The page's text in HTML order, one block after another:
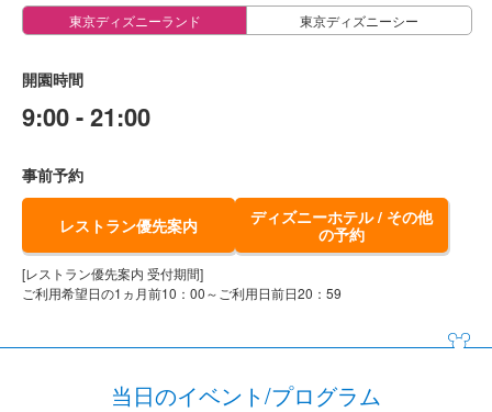
東京ディズニーランド 東京ディズニーシー
開園時間
9:00 - 21:00
事前予約
レストラン優先案内
ディズニーホテル / その他
の予約
[レストラン優先案内 受付期間]
ご利用希望日の1ヵ月前10：00～ご利用日前日20：59
当日のイベント/プログラム